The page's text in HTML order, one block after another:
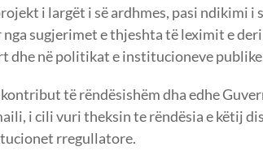
i largët i së ardhmes, pasi ndikimi i
sugjerimet e thjeshta të leximit e
dhe në politikat e institucioneve
të rëndësishëm dha edhe
i cili vuri theksin te rëndësia e këtij
rregullatore.